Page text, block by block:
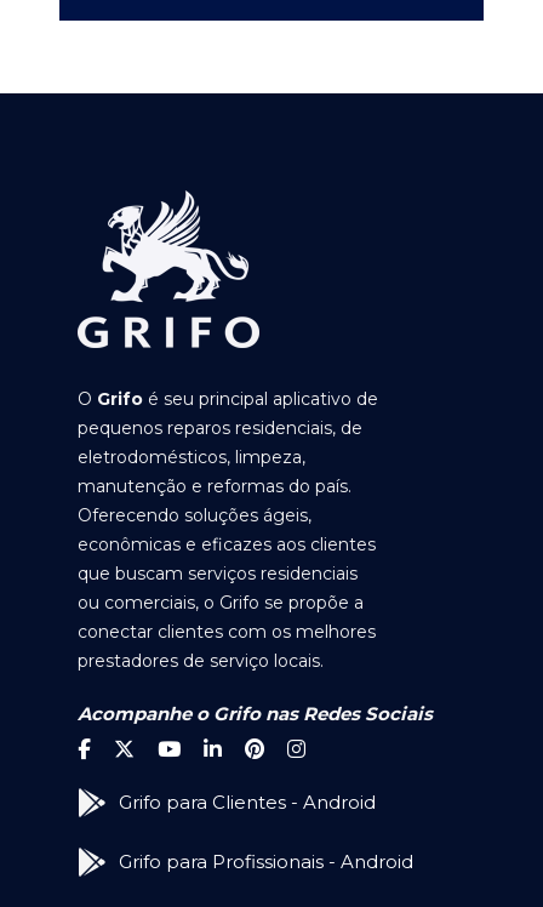
O Grifo é seu principal aplicativo de
pequenos reparos residenciais, de
eletrodomésticos, limpeza,
manutenção e reformas do país.
Oferecendo soluções ágeis,
econômicas e eficazes aos clientes
que buscam serviços residenciais
ou comerciais, o Grifo se propõe a
conectar clientes com os melhores
prestadores de serviço locais.
Acompanhe o Grifo nas Redes Sociais
Grifo para Clientes - Android
Grifo para Profissionais - Android